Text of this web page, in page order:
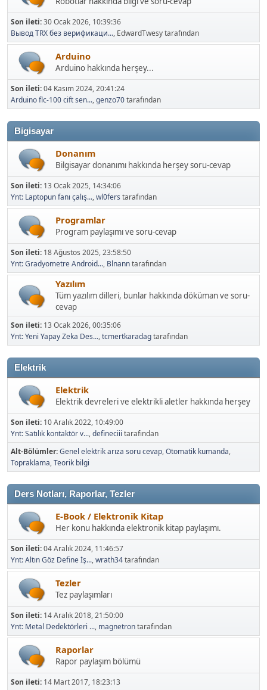
Son ileti:30 Ocak 2026, 10:39:36
Вывод TRX без верификаци..., EdwardTwesy tarafından
Arduino
Arduino hakkında herşey...
Son ileti:04 Kasım 2024, 20:41:24
Arduino flc-100 cift sen...,genzo70tarafından
Bigisayar
Donanım
Bilgisayar donanımı hakkında herşey soru-cevap
Son ileti: 13 Ocak 2025, 14:34:06
Ynt: Laptopun fanı çalış...,wl0fers tarafından
Programlar
Program paylaşımı ve soru-cevap
Son ileti: 18 Ağustos 2025, 23:58:50
Ynt: Gradyometre Android..., Blnanntarafından
Yazılım
Tüm yazılım dilleri, bunlar hakkında döküman ve soru-
cevap
Son ileti: 13 Ocak 2026, 00:35:06
Ynt: Yeni Yapay Zeka Des...,tcmertkaradagtarafından
Elektrik
Elektrik
Elektrik devreleri ve elektrikli aletler hakkında herşey
Son ileti: 10 Aralık 2022, 10:49:00
Ynt: Satılık kontaktör v...,defineciii tarafından
Alt-Bölümler Genel elektrik arıza soru cevap Otomatik kumanda
Topraklama Teorik bilgi
Ders Notları, Raporlar, Tezler
E-Book / Elektronik Kitap
Her konu hakkında elektronik kitap paylaşımı.
Son ileti:04 Aralık 2024, 11:46:57
Ynt: Altın Göz Define İş...,wrath34tarafından
Tezler
Tez paylaşımları
Son ileti: 14 Aralık 2018, 21:50:00
Ynt: Metal Dedektörleri ..., magnetrontarafından
Raporlar
Rapor paylaşım bölümü
Son ileti: 14 Mart 2017, 18:23:13